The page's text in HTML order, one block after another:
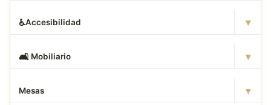
♿Accesibilidad ▾
🛋 ️ Mobiliario ▾
Mesas ▾